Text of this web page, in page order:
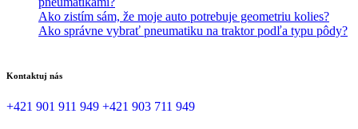
Ako zistím sám, že moje auto potrebuje geometriu kolies?
Ako správne vybrať pneumatiku na traktor podľa typu pôdy?
Kontaktuj nás
+421 901 911 949 +421 903 711 949